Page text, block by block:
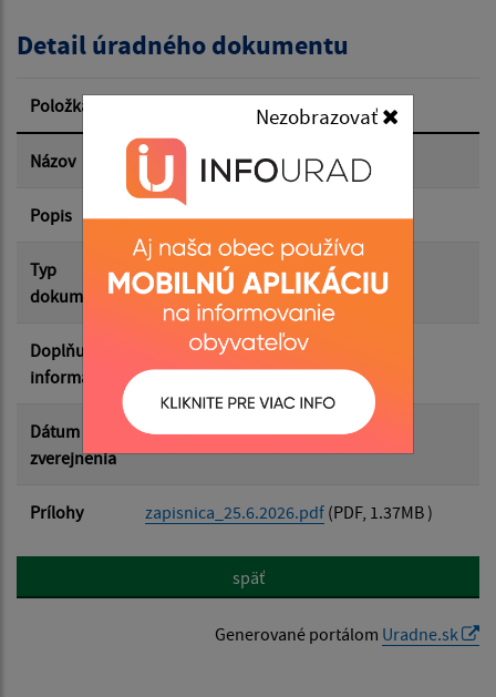
Nezobrazovať
Dátum zverejnenia od:
Dátum zverejnenia do:
Filtrovať Reset
Detail úradného dokumentu
Položka
Názov Zápisnica 25.6.2026
Popis
Typ
dokumentu
Zasadnutia OZ
Doplňujúce
informácie
Dátum
zverejnenia
03.07.2026
Prílohy zapisnica_25.6.2026.pdf (PDF, 1.37MB )
späť
Generované portálom Uradne.sk